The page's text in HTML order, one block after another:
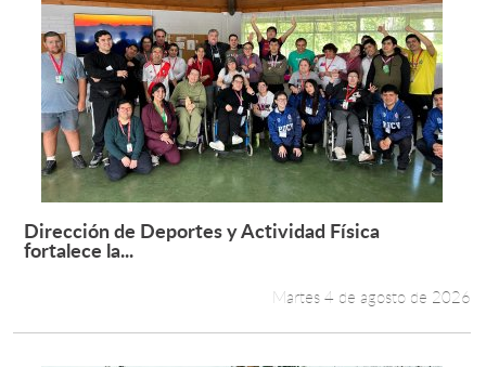
Leer más +
Dirección de Deportes y Actividad Física
fortalece la...
Martes 4 de agosto de 2026